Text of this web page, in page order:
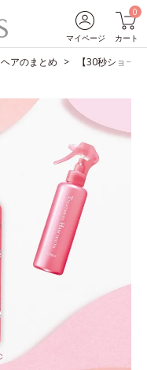
マイページ
0
カート
ヘアのまとめ 【30秒ショー